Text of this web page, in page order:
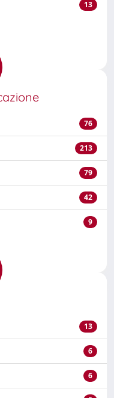
13
76
213
79
42
9
13
6
6